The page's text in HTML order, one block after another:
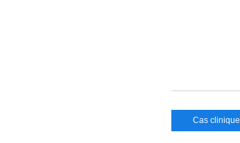
Cas clinique